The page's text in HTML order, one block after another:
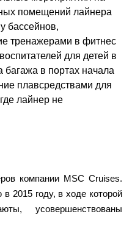
компании MSC Cruises.
2015 году, в ходе которой
усовершенствованы
помещений лайнера
бассейнов,
тренажерами в фитнес
для детей в
багажа в портах начала
плавсредствами для
лайнер не